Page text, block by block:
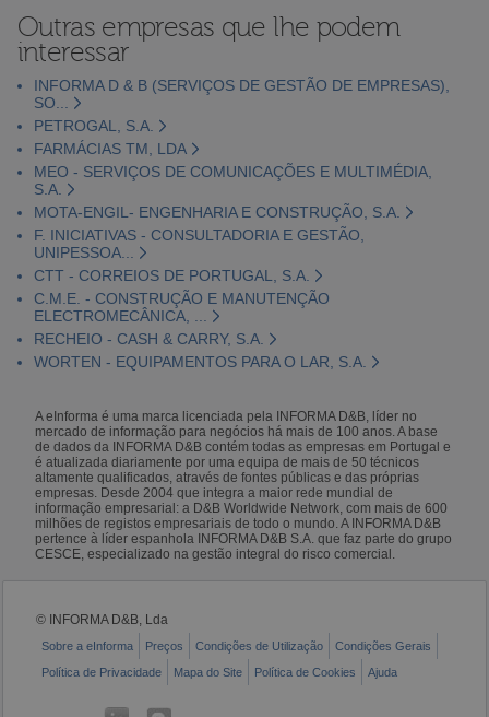
Outras empresas que lhe podem
interessar
INFORMA D & B (SERVIÇOS DE GESTÃO DE EMPRESAS),
SO...
PETROGAL, S.A.
FARMÁCIAS TM, LDA
MEO - SERVIÇOS DE COMUNICAÇÕES E MULTIMÉDIA,
S.A.
MOTA-ENGIL- ENGENHARIA E CONSTRUÇÃO, S.A.
F. INICIATIVAS - CONSULTADORIA E GESTÃO,
UNIPESSOA...
CTT - CORREIOS DE PORTUGAL, S.A.
C.M.E. - CONSTRUÇÃO E MANUTENÇÃO
ELECTROMECÂNICA, ...
RECHEIO - CASH & CARRY, S.A.
WORTEN - EQUIPAMENTOS PARA O LAR, S.A.
A eInforma é uma marca licenciada pela INFORMA D&B, líder no
mercado de informação para negócios há mais de 100 anos. A base
de dados da INFORMA D&B contém todas as empresas em Portugal e
é atualizada diariamente por uma equipa de mais de 50 técnicos
altamente qualificados, através de fontes públicas e das próprias
empresas. Desde 2004 que integra a maior rede mundial de
informação empresarial: a D&B Worldwide Network, com mais de 600
milhões de registos empresariais de todo o mundo. A INFORMA D&B
pertence à líder espanhola INFORMA D&B S.A. que faz parte do grupo
CESCE, especializado na gestão integral do risco comercial.
© INFORMA D&B, Lda
Sobre a eInforma Preços Condições de Utilização
Condições Gerais
Política de Privacidade
Mapa do Site Política de Cookies Ajuda